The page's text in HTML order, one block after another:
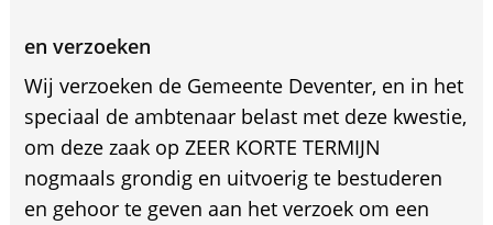
en verzoeken
Wij verzoeken de Gemeente Deventer, en in het
speciaal de ambtenaar belast met deze kwestie,
om deze zaak op ZEER KORTE TERMIJN
nogmaals grondig en uitvoerig te bestuderen
en gehoor te geven aan het verzoek om een